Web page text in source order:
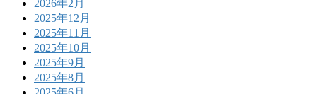
2026年2月
2025年12月
2025年11月
2025年10月
2025年9月
2025年8月